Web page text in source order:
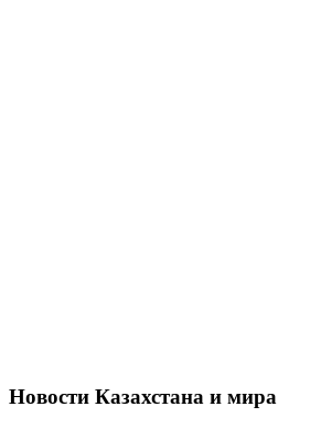
Новости Казахстана и мира